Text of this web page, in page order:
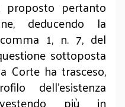
proposto pertanto
deducendo la
1, n. 7, del
sottoposta
Corte ha trasceso,
dell'esistenza